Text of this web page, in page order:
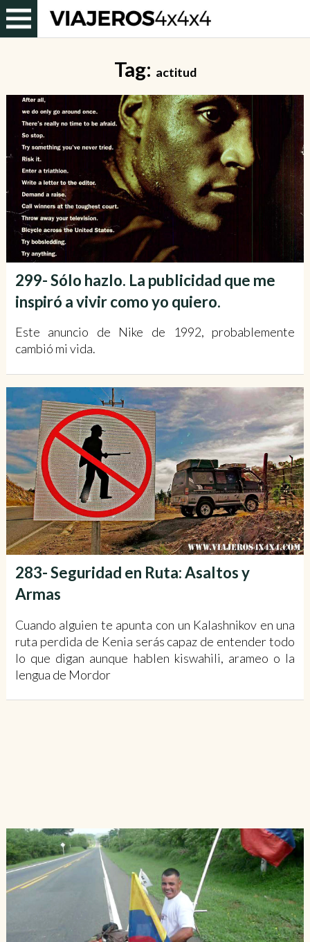
Tag: actitud
299- Sólo hazlo. La publicidad que me
inspiró a vivir como yo quiero.
Este anuncio de Nike de 1992, probablemente
cambió mi vida.
283- Seguridad en Ruta: Asaltos y
Armas
Cuando alguien te apunta con un Kalashnikov en una
ruta perdida de Kenia serás capaz de entender todo
lo que digan aunque hablen kiswahili, arameo o la
lengua de Mordor